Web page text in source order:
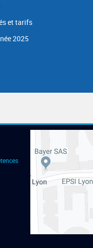
et tarifs
2025